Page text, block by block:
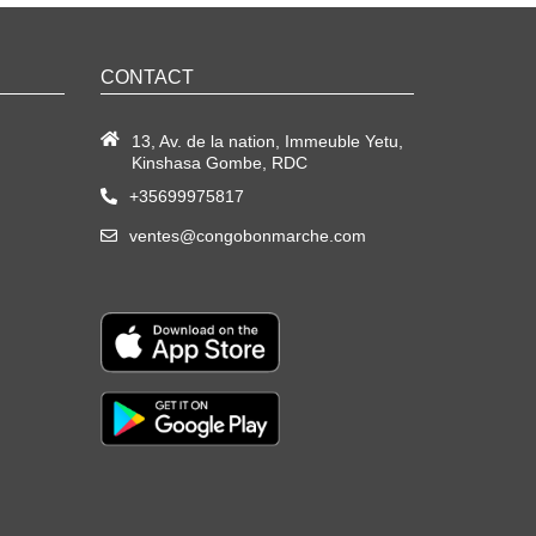
CONTACT
13, Av. de la nation, Immeuble Yetu,
Kinshasa Gombe, RDC
+35699975817
ventes@congobonmarche.com